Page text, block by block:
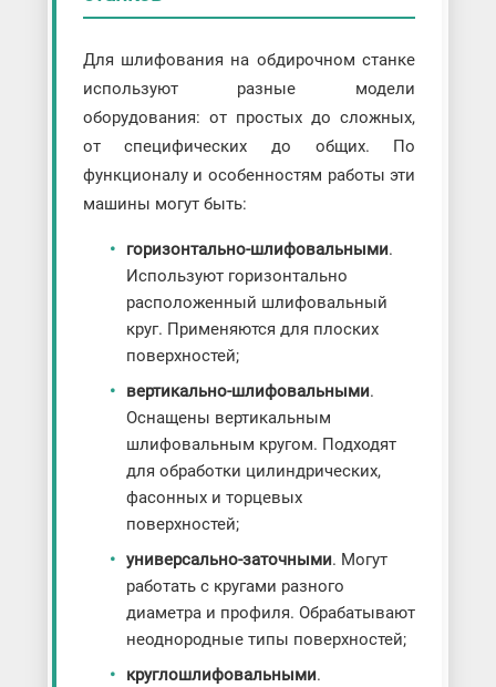
Для шлифования на обдирочном станке
используют разные модели
оборудования: от простых до сложных,
от специфических до общих. По
функционалу и особенностям работы эти
машины могут быть:
горизонтально-шлифовальными.
Используют горизонтально
расположенный шлифовальный
круг. Применяются для плоских
поверхностей;
вертикально-шлифовальными.
Оснащены вертикальным
шлифовальным кругом. Подходят
для обработки цилиндрических,
фасонных и торцевых
поверхностей;
универсально-заточными. Могут
работать с кругами разного
диаметра и профиля. Обрабатывают
неоднородные типы поверхностей;
круглошлифовальными.